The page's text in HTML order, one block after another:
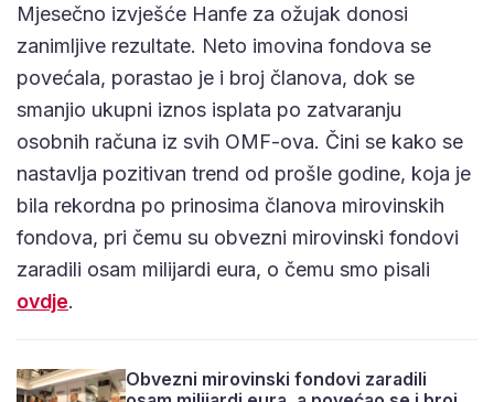
Mjesečno izvješće Hanfe za ožujak donosi
zanimljive rezultate. Neto imovina fondova se
povećala, porastao je i broj članova, dok se
smanjio ukupni iznos isplata po zatvaranju
osobnih računa iz svih OMF-ova. Čini se kako se
nastavlja pozitivan trend od prošle godine, koja je
bila rekordna po prinosima članova mirovinskih
fondova, pri čemu su obvezni mirovinski fondovi
zaradili osam milijardi eura, o čemu smo pisali
ovdje.
Obvezni mirovinski fondovi zaradili